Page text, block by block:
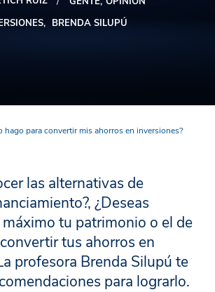
BRENDA SILUPÚ
hago para convertir mis ahorros en inversiones?
las alternativas de
¿Deseas
tu patrimonio o el de
tus ahorros en
profesora Brenda Silupú te
para lograrlo.